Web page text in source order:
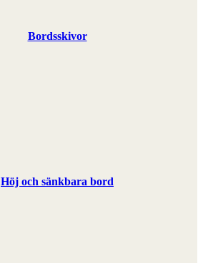
Bordsskivor
Höj och sänkbara bord